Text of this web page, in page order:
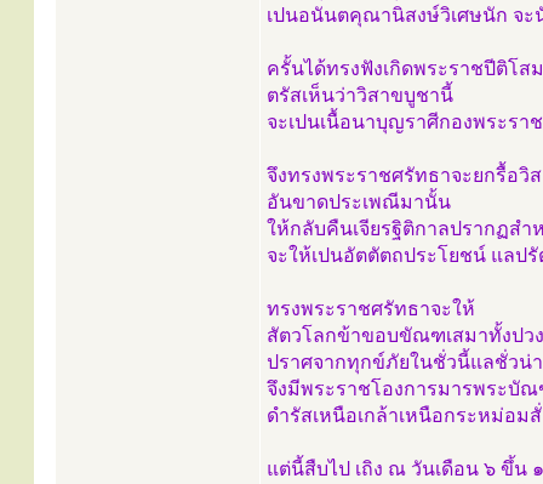
เปนอนันตคุณานิสงษ์วิเศษนัก จ
ครั้นได้ทรงฟังเกิดพระราชปีติโส
ตรัสเห็นว่าวิสาขบูชานี้
จะเปนเนื้อนาบุญราศีกองพระรา
จึงทรงพระราชศรัทธาจะยกรื้อ
อันขาดประเพณีมานั้น
ให้กลับคืนเจียรฐิติกาลปรากฏสำ
จะให้เปนอัตตัตถประโยชน์ แลป
ทรงพระราชศรัทธาจะให้
สัตวโลกข้าขอบขัณฑเสมาทั้งปว
ปราศจากทุกข์ภัยในชั่วนี้แลชั่วน่า
จึงมีพระราชโองการมารพระบั
ดำรัสเหนือเกล้าเหนือกระหม่อม
แต่นี้สืบไป เถิง ณ วันเดือน ๖ ขึ้น